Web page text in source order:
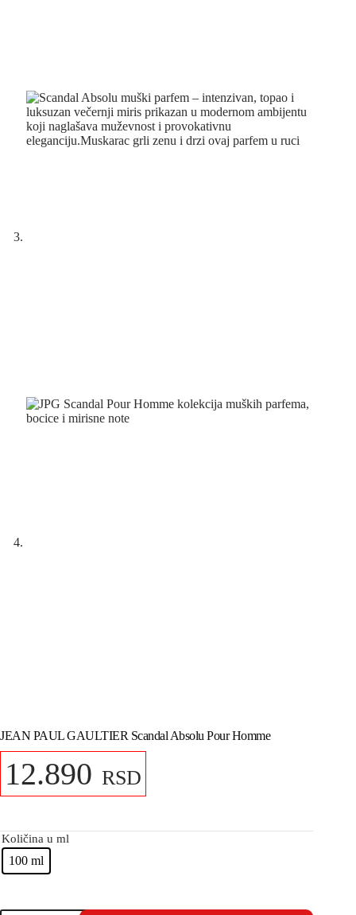
JEAN PAUL GAULTIER Scandal Absolu Pour Homme
12.890 RSD
Količina u ml
100 ml